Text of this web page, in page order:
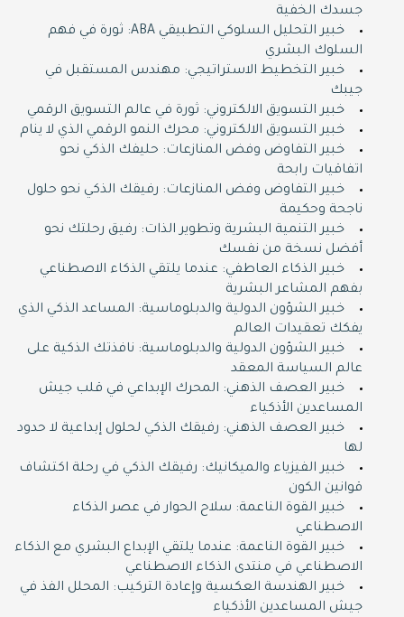
جسدك الخفية
خبير التحليل السلوكي التطبيقي ABA: ثورة في فهم
السلوك البشري
خبير التخطيط الاستراتيجي: مهندس المستقبل في
جيبك
خبير التسويق الالكتروني: ثورة في عالم التسويق الرقمي
خبير التسويق الالكتروني: محرك النمو الرقمي الذي لا ينام
خبير التفاوض وفض المنازعات: حليفك الذكي نحو
اتفاقيات رابحة
خبير التفاوض وفض المنازعات: رفيقك الذكي نحو حلول
ناجحة وحكيمة
خبير التنمية البشرية وتطوير الذات: رفيق رحلتك نحو
أفضل نسخة من نفسك
خبير الذكاء العاطفي: عندما يلتقي الذكاء الاصطناعي
بفهم المشاعر البشرية
خبير الشؤون الدولية والدبلوماسية: المساعد الذكي الذي
يفكك تعقيدات العالم
خبير الشؤون الدولية والدبلوماسية: نافذتك الذكية على
عالم السياسة المعقد
خبير العصف الذهني: المحرك الإبداعي في قلب جيش
المساعدين الأذكياء
خبير العصف الذهني: رفيقك الذكي لحلول إبداعية لا حدود
لها
خبير الفيزياء والميكانيك: رفيقك الذكي في رحلة اكتشاف
قوانين الكون
خبير القوة الناعمة: سلاح الحوار في عصر الذكاء
الاصطناعي
خبير القوة الناعمة: عندما يلتقي الإبداع البشري مع الذكاء
الاصطناعي في منتدى الذكاء الاصطناعي
خبير الهندسة العكسية وإعادة التركيب: المحلل الفذ في
جيش المساعدين الأذكياء